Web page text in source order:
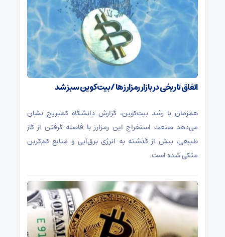
اتفاق تاریخی در بازار رمزارزها / بیت‌کوین سبز شد
همزمان با رشد بیت‌کوین، گزارش دانشگاه کمبریج نشان
می‌دهد صنعت استخراج این رمزارز با فاصله گرفتن از گاز
طبیعی، بیش از گذشته به انرژی برق‌آبی و منابع کم‌کربن
متکی شده است.